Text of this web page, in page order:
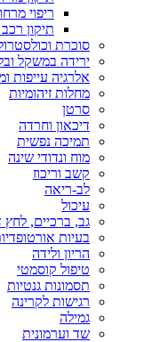
ריפוי
תיקון
סוכרת
ירידה במשקל
אלרגיה עייפות
מחלות זיהומיות
סרטן
דיכאון וחרדה
תמיכה נפשית
מוח ונדודי שינה
קשב וריכוז
לב-ריאה
עיכול
גב, ברכיים,
בעיות
הריון ולידה
טיפול קוסמטי
תסמונות גנטיות
רגישות לקרינה
גמילה
שד וערמונית